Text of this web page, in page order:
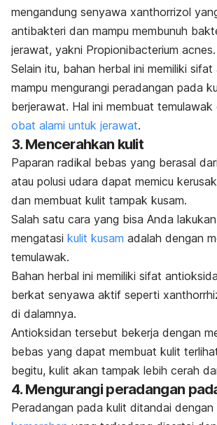
mengandung senyawa xanthorrizol
antibakteri dan mampu membunuh
jerawat, yakni Propionibacterium acnes.
Selain itu, bahan herbal ini memiliki
mampu mengurangi peradangan pada
berjerawat. Hal ini membuat
obat alami untuk jerawat.
3. Mencerahkan kulit
Paparan radikal bebas yang berasal
atau polusi udara dapat memicu
dan membuat kulit tampak kusam.
Salah satu cara yang bisa Anda
mengatasi kulit kusam adalah dengan
temulawak.
Bahan herbal ini memiliki sifat
berkat senyawa aktif seperti
di dalamnya.
Antioksidan tersebut bekerja dengan
bebas yang dapat membuat kulit
begitu, kulit akan tampak lebih cerah
4. Mengurangi peradangan
Peradangan pada kulit ditandai dengan